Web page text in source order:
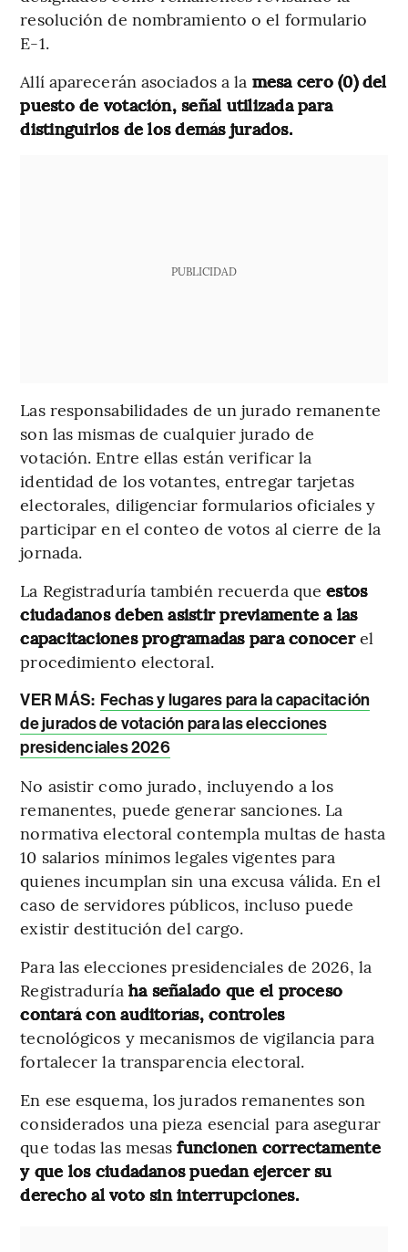
resolución de nombramiento o el formulario
E-1.
Allí aparecerán asociados a la mesa cero (0) del
puesto de votación, señal utilizada para
distinguirlos de los demás jurados.
PUBLICIDAD
Las responsabilidades de un jurado remanente
son las mismas de cualquier jurado de
votación. Entre ellas están verificar la
identidad de los votantes, entregar tarjetas
electorales, diligenciar formularios oficiales y
participar en el conteo de votos al cierre de la
jornada.
La Registraduría también recuerda queestos
ciudadanos deben asistir previamente a las
capacitaciones programadas para conocerel
procedimiento electoral.
VER MÁS: Fechas y lugares para la capacitación
de jurados de votación para las elecciones
presidenciales 2026
No asistir como jurado, incluyendo a los
remanentes, puede generar sanciones. La
normativa electoral contempla multas de hasta
10 salarios mínimos legales vigentes para
quienes incumplan sin una excusa válida. En el
caso de servidores públicos, incluso puede
existir destitución del cargo.
Para las elecciones presidenciales de 2026, la
Registraduríaha señalado que el proceso
contará con auditorías, controles
tecnológicos y mecanismos de vigilancia para
fortalecer la transparencia electoral.
En ese esquema, los jurados remanentes son
considerados una pieza esencial para asegurar
que todas las mesasfuncionen correctamente
y que los ciudadanos puedan ejercer su
derecho al voto sin interrupciones.